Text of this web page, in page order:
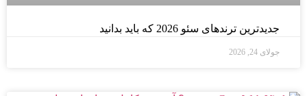
جدیدترین ترندهای سئو 2026 که باید بدانید
جولای 24, 2026